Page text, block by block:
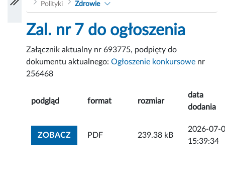
Polityki
Zdrowie
Zal. nr 7 do ogłoszenia
Załącznik aktualny nr 693775, podpięty do
dokumentu aktualnego:Ogłoszenie konkursowe nr
256468
podgląd format rozmiar
data
dodania
ZOBACZZOBACZ ZAŁĄCZNIK
PDF 239.38 kB
2026-07-
15:39:34